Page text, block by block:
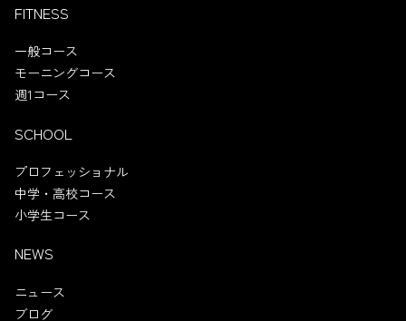
FITNESS
一般コース
モーニングコース
週1コース
SCHOOL
プロフェッショナル
中学・高校コース
小学生コース
NEWS
ニュース
ブログ